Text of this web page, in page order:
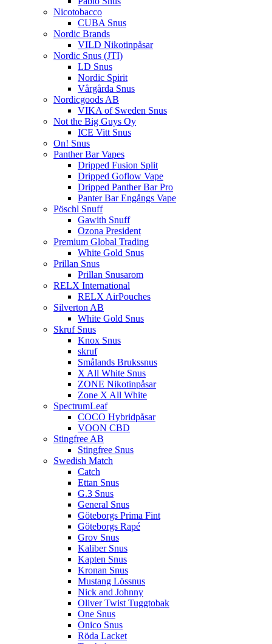
Nicotobacco
CUBA Snus
Nordic Brands
VILD Nikotinpåsar
Nordic Snus (JTI)
LD Snus
Nordic Spirit
Vårgårda Snus
Nordicgoods AB
VIKA of Sweden Snus
Not the Big Guys Oy
ICE Vitt Snus
On! Snus
Panther Bar Vapes
Dripped Fusion Split
Dripped Goflow Vape
Dripped Panther Bar Pro
Panter Bar Engångs Vape
Pöschl Snuff
Gawith Snuff
Ozona President
Premium Global Trading
White Gold Snus
Prillan Snus
Prillan Snusarom
RELX International
RELX AirPouches
Silverton AB
White Gold Snus
Skruf Snus
Knox Snus
skruf
Smålands Brukssnus
X All White Snus
ZONE Nikotinpåsar
Zone X All White
SpectrumLeaf
COCO Hybridpåsar
VOON CBD
Stingfree AB
Stingfree Snus
Swedish Match
Catch
Ettan Snus
G.3 Snus
General Snus
Göteborgs Prima Fint
Göteborgs Rapé
Grov Snus
Kaliber Snus
Kapten Snus
Kronan Snus
Mustang Lössnus
Nick and Johnny
Oliver Twist Tuggtobak
One Snus
Onico Snus
Röda Lacket